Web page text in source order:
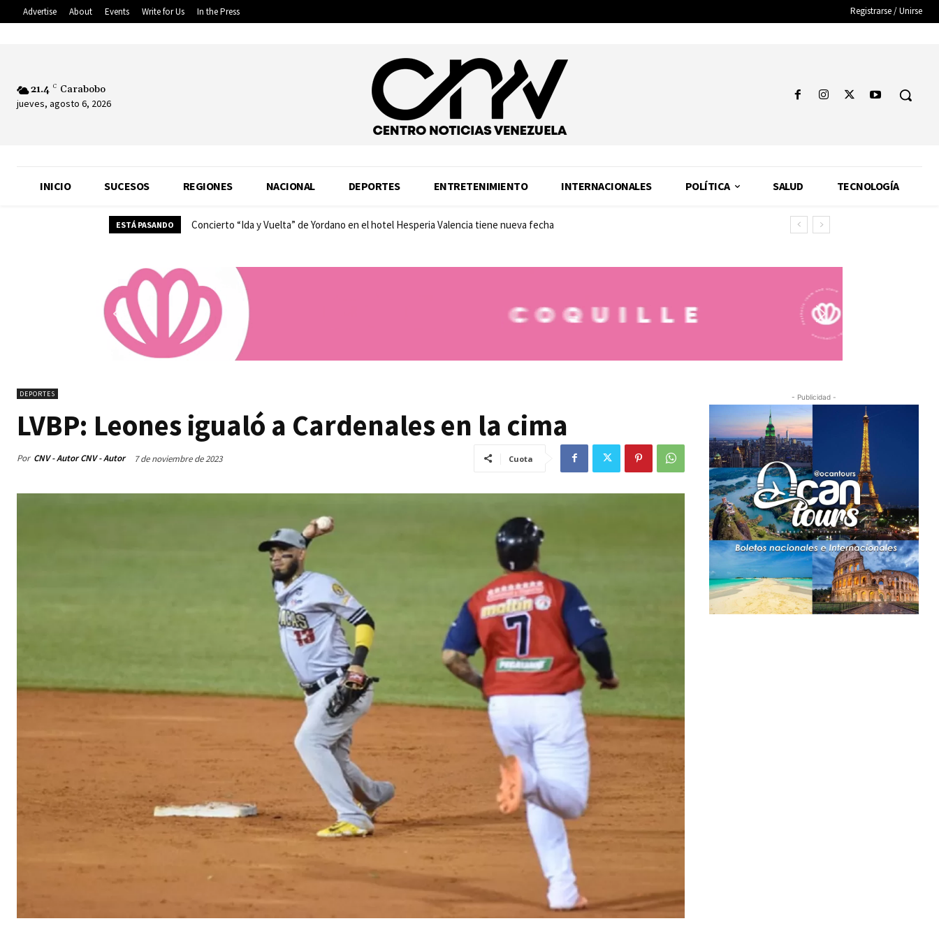
Advertise About Events Write for Us In the Press Registrarse / Unirse
21.4 C Carabobo
jueves, agosto 6, 2026
INICIO SUCESOS REGIONES NACIONAL DEPORTES ENTRETENIMIENTO INTERNACIONALES POLÍTICA SALUD TECNOLOGÍA
ESTÁ PASANDO Concierto “Ida y Vuelta” de Yordano en el hotel Hesperia Valencia tiene nueva fecha
DEPORTES
LVBP: Leones igualó a Cardenales en la cima
Por CNV - Autor CNV - Autor 7 de noviembre de 2023 Cuota
- Publicidad -